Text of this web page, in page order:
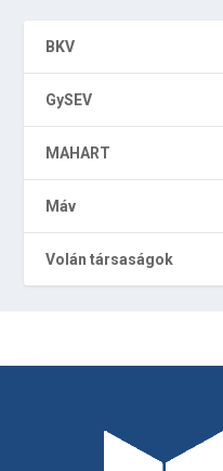
BKV
GySEV
MAHART
Máv
Volán társaságok